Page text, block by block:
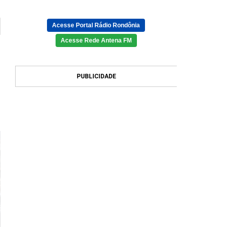
Acesse Portal Rádio Rondônia
Acesse Rede Antena FM
PUBLICIDADE